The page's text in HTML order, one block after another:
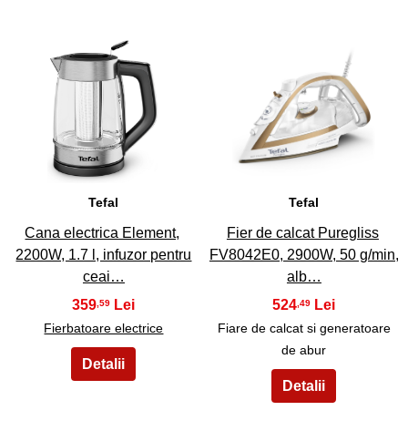
23
Tefal
Cana electrica Element,
2200W, 1.7 l, infuzor pentru
ceai…
359 ,59
Fierbatoare electrice
24
Tefal
Fier de calcat Puregliss
FV8042E0, 2900W, 50 g/min,
alb…
524 ,49
Fiare de calcat si generatoare
de abur